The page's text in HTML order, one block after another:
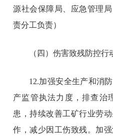
源社会保障局、应急管理
责分工负责）
（四）伤害致残防控行
12.加强安全生产和消
产监管执法力度，排查治
患，持续改善工矿行业劳
作，减少因工伤致残。加